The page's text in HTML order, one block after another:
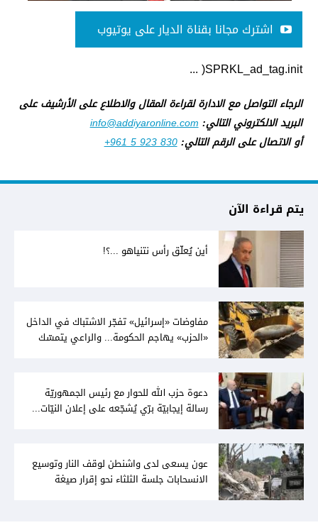
اشترك مجانا بقناة الديار على يوتيوب
SPRKL_ad_tag.init( ...
الرجاء التواصل مع الادارة لقراءة المقال والاطلاع على الأرشيف على
البريد الالكتروني التالي:info@addiyaronline.com
أو الاتصال على الرقم التالي:+961 5 923 830
يتم قراءة الآن
أين يُعلّق رأس نتنياهو ...؟!
مفاوضات «إسرائيل» تفجّر الاشتباك في الداخل
«الحزب» يهاجم الحكومة... والراعي يتمسّك
دعوة حزب الله للحوار مع رئيس الجمهوريّة
رسالة إيجابيّة برّي يُشجّعه على إعلان النيّات...
عون يسعى لدى واشنطن لوقف النار وتوسيع
الانسحابات جلسة الثلثاء نحو إقرار صيغة